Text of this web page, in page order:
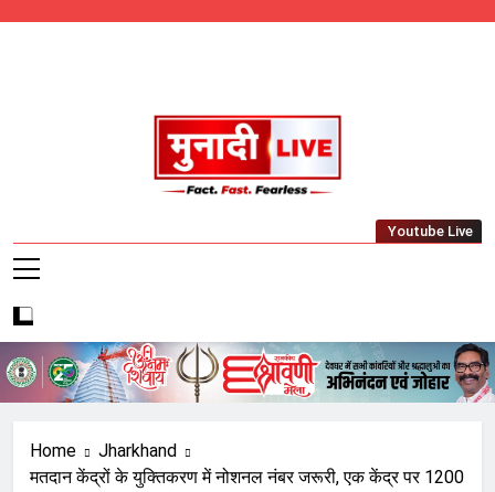
Munadi Live – Jharkhand's Leading Local
Youtube Live
Home
Jharkhand
मतदान केंद्रों के युक्तिकरण में नोशनल नंबर जरूरी, एक केंद्र पर 1200